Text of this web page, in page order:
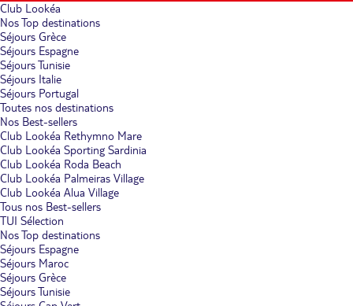
Club Lookéa
Nos Top destinations
Séjours Grèce
Séjours Espagne
Séjours Tunisie
Séjours Italie
Séjours Portugal
Toutes nos destinations
Nos Best-sellers
Club Lookéa Rethymno Mare
Club Lookéa Sporting Sardinia
Club Lookéa Roda Beach
Club Lookéa Palmeiras Village
Club Lookéa Alua Village
Tous nos Best-sellers
TUI Sélection
Nos Top destinations
Séjours Espagne
Séjours Maroc
Séjours Grèce
Séjours Tunisie